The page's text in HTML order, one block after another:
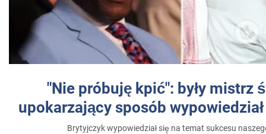
"Nie próbuję kpić": były mistrz
upokarzający sposób
Brytyjczyk wypowiedział się na temat sukcesu